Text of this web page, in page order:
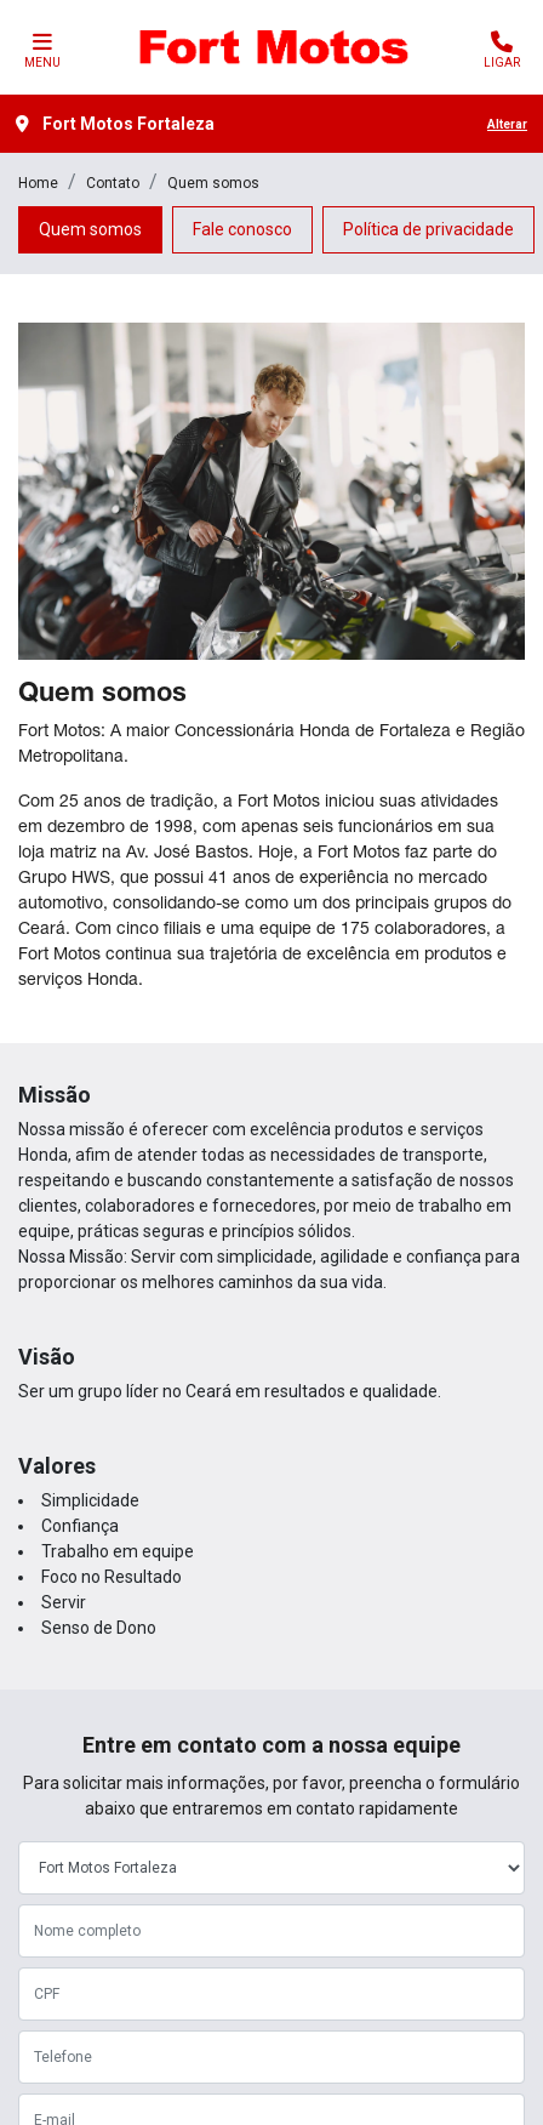
MENU LIGAR
Fort Motos Fortaleza Alterar
Home Contato Quem somos
Quem somos Fale conosco Política de privacidade
Quem somos
Fort Motos: A maior Concessionária Honda de Fortaleza e Região
Metropolitana.
Com 25 anos de tradição, a Fort Motos iniciou suas atividades
em dezembro de 1998, com apenas seis funcionários em sua
loja matriz na Av. José Bastos. Hoje, a Fort Motos faz parte do
Grupo HWS, que possui 41 anos de experiência no mercado
automotivo, consolidando-se como um dos principais grupos do
Ceará. Com cinco filiais e uma equipe de 175 colaboradores, a
Fort Motos continua sua trajetória de excelência em produtos e
serviços Honda.
Missão
Nossa missão é oferecer com excelência produtos e serviços
Honda, afim de atender todas as necessidades de transporte,
respeitando e buscando constantemente a satisfação de nossos
clientes, colaboradores e fornecedores, por meio de trabalho em
equipe, práticas seguras e princípios sólidos.
Nossa Missão: Servir com simplicidade, agilidade e confiança para
proporcionar os melhores caminhos da sua vida.
Visão
Ser um grupo líder no Ceará em resultados e qualidade.
Valores
Simplicidade
Confiança
Trabalho em equipe
Foco no Resultado
Servir
Senso de Dono
Entre em contato com a nossa equipe
Para solicitar mais informações, por favor, preencha o formulário
abaixo que entraremos em contato rapidamente